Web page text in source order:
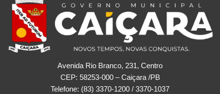
Avenida Rio Branco, 231, Centro
CEP: 58253-000 – Caiçara /PB
Telefone: (83) 3370-1200 / 3370-1037